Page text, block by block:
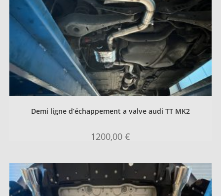
Demi ligne d’échappement a valve audi TT MK2
1200,00 €